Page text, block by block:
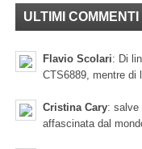
ULTIMI COMMENTI
Flavio Scolari: Di
CTS6889, mentre di
Cristina Cary: salve
affascinata dal